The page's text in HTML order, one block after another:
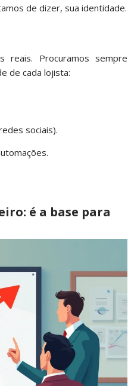
de dizer, sua identidade.
reais. Procuramos sempre
de cada lojista:
sociais).
é a base para